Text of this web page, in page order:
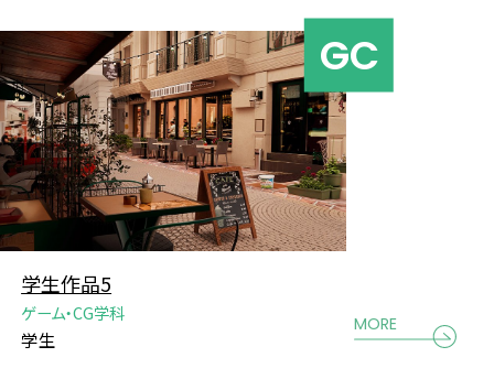
学生作品5
ゲーム・CG学科
学生
MORE